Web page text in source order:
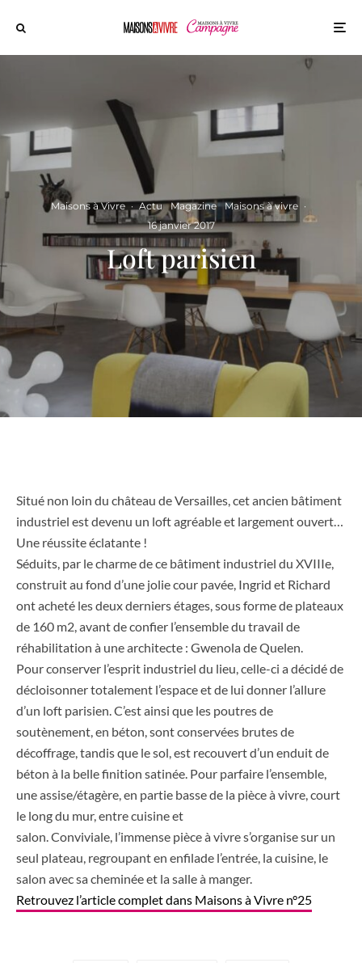
Maisons à Vivre · Actu Magazine Maisons à vivre ·
16 janvier 2017
Loft parisien
Situé non loin du château de Versailles, cet ancien bâtiment
industriel est devenu un loft agréable et largement ouvert…
Une réussite éclatante !
Séduits, par le charme de ce bâtiment industriel du XVIIIe,
construit au fond d’une jolie cour pavée, Ingrid et Richard
ont acheté les deux derniers étages, sous forme de plateaux
de 160 m2, avant de confier l’ensemble du travail de
réhabilitation à une architecte : Gwenola de Quelen.
Pour conserver l’esprit industriel du lieu, celle-ci a décidé de
décloisonner totalement l’espace et de lui donner l’allure
d’un loft parisien. C’est ainsi que les poutres de
soutènement, en béton, sont conservées brutes de
décoffrage, tandis que le sol, est recouvert d’un enduit de
béton à la belle finition satinée. Pour parfaire l’ensemble,
une assise/étagère, en partie basse de la pièce à vivre, court
le long du mur, entre cuisine et
salon. Conviviale, l’immense pièce à vivre s’organise sur un
seul plateau, regroupant en enfilade l’entrée, la cuisine, le
salon avec sa cheminée et la salle à manger.
Retrouvez l’article complet dans Maisons à Vivre n°25